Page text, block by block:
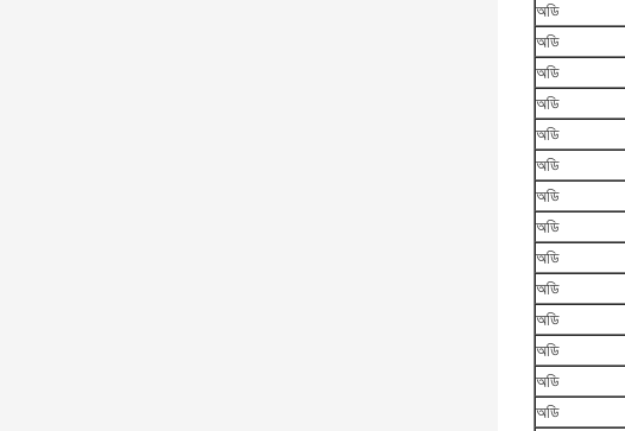
অডি
অডি
অডি
অডি
অডি
অডি
অডি
অডি
অডি
অডি
অডি
অডি
অডি
অডি